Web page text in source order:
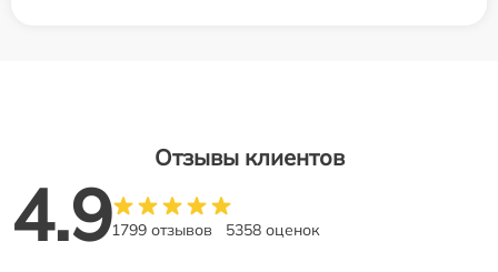
Отзывы клиентов
4.91799 отзывов 5358 оценок